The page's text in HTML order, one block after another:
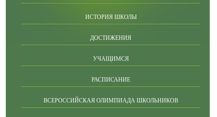
ИСТОРИЯ ШКОЛЫ
ДОСТИЖЕНИЯ
УЧАЩИМСЯ
РАСПИСАНИЕ
ВСЕРОССИЙСКАЯ ОЛИМПИАДА ШКОЛЬНИКОВ